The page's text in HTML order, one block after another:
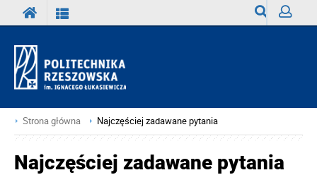
Strona główna Najczęściej zadawane pytania
Najczęściej zadawane pytania